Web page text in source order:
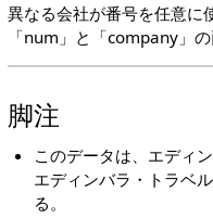
異なる会社が番号を任意に
「num」と「company」の
脚注
このデータは、エディ
エディンバラ・トラベ
る。